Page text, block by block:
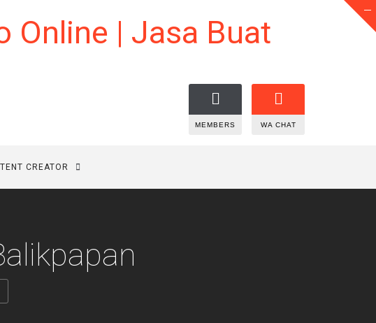
MEMBERS WA CHAT
CREATOR